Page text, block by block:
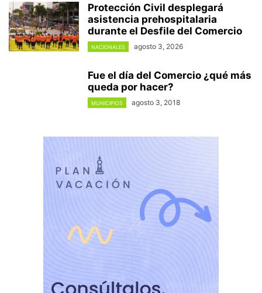
Protección Civil desplegará
asistencia prehospitalaria
durante el Desfile del Comercio
NACIONALES agosto 3, 2026
Fue el día del Comercio ¿qué más
queda por hacer?
MUNICIPIOS agosto 3, 2018